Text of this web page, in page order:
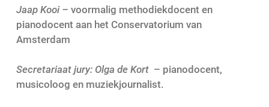
Jaap Kooi – voormalig methodiekdocent en
pianodocent aan het Conservatorium van
Amsterdam
Secretariaat jury: Olga de Kort – pianodocent,
musicoloog en muziekjournalist.